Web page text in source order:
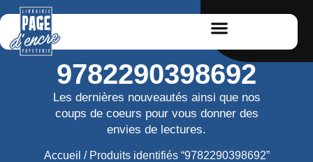
9782290398692
Les dernières nouveautés ainsi que nos
coups de coeurs pour vous donner des
envies de lectures.
Accueil / Produits identifiés “9782290398692”